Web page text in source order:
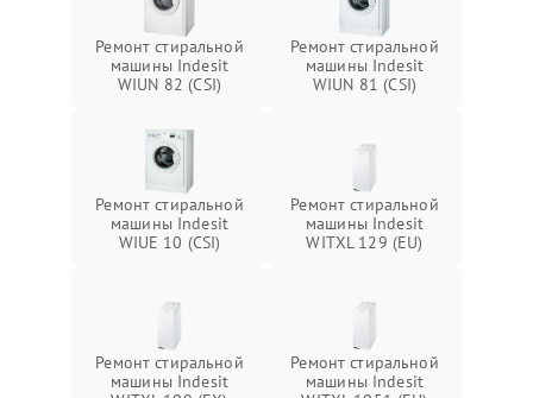
Ремонт стиральной
машины Indesit
WIUN 82 (CSI)
Ремонт стиральной
машины Indesit
WIUN 81 (CSI)
Ремонт стиральной
машины Indesit
WIUE 10 (CSI)
Ремонт стиральной
машины Indesit
WITXL 129 (EU)
Ремонт стиральной
машины Indesit
Ремонт стиральной
машины Indesit